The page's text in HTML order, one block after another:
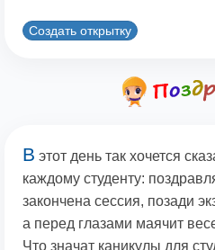
Создать открытку
В этот день так хочется
каждому студенту:
закончена сессия, позади
а перед глазами маячит
Что значат каникулы для